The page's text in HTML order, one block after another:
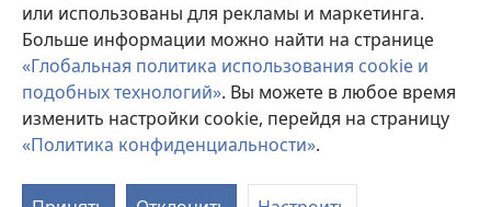
или использованы для рекламы и маркетинга.
Больше информации можно найти на странице
«Глобальная политика использования cookie и
подобных технологий». Вы можете в любое время
изменить настройки cookie, перейдя на страницу
«Политика конфиденциальности».
окне)
в
новом
окне)
Copyright© 2026 Watch Tower Bible and Tract Society of Pennsylvania.
УСЛОВИЯ ИСПОЛЬЗОВАНИЯ|ПОЛИТИКА
КОНФИДЕНЦИАЛЬНОСТИ|НАСТРОЙКИ
КОНФИДЕНЦИАЛЬНОСТИ